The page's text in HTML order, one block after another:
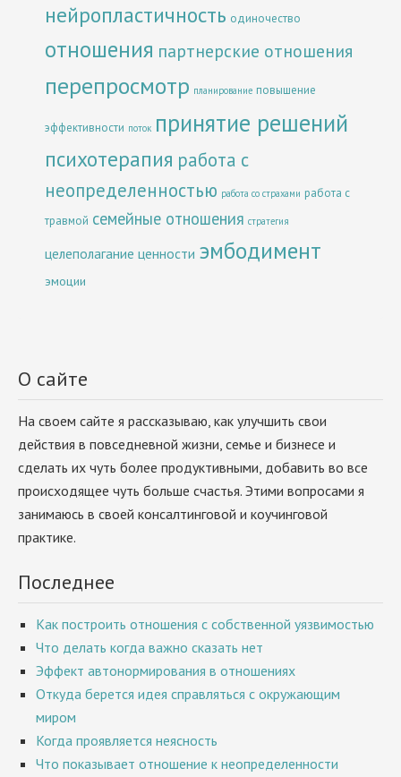
нейропластичность одиночество
отношения партнерские отношения
перепросмотр планирование повышение
эффективности поток принятие решений
психотерапия работа с
неопределенностью работа со страхами работа с
травмой семейные отношения стратегия
целеполагание ценности эмбодимент
эмоции
О сайте
На своем сайте я рассказываю, как улучшить свои
действия в повседневной жизни, семье и бизнесе и
сделать их чуть более продуктивными, добавить во все
происходящее чуть больше счастья. Этими вопросами я
занимаюсь в своей консалтинговой и коучинговой
практике.
Последнее
Как построить отношения с собственной уязвимостью
Что делать когда важно сказать нет
Эффект автонормирования в отношениях
Откуда берется идея справляться с окружающим
миром
Когда проявляется неясность
Что показывает отношение к неопределенности